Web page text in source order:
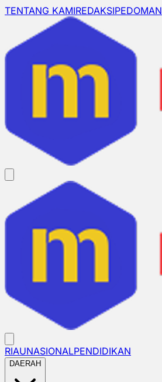
TENTANG KAMIREDAKSIPEDOMAN
RIAUNASIONALPENDIDIKAN
DAERAH